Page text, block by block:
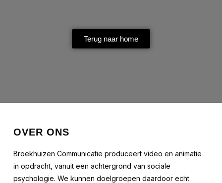
Terug naar home
OVER ONS
Broekhuizen Communicatie produceert video en animatie
in opdracht, vanuit een achtergrond van sociale
psychologie. We kunnen doelgroepen daardoor echt